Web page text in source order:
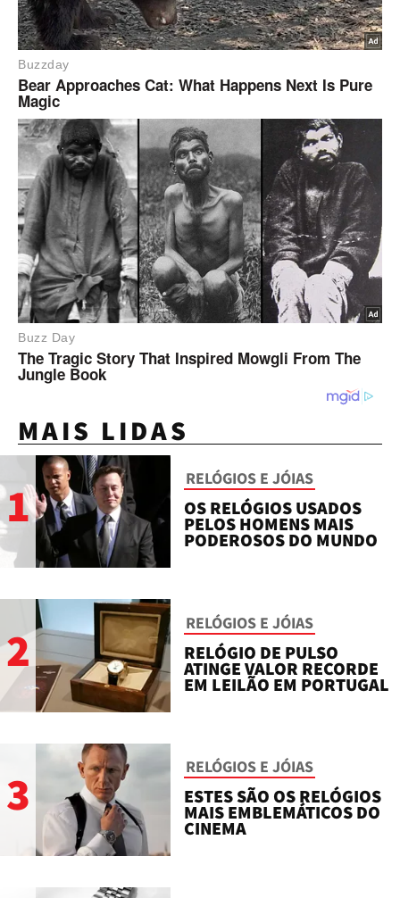
MAIS LIDAS
1 RELÓGIOS E JÓIAS
OS RELÓGIOS USADOS
PELOS HOMENS MAIS
PODEROSOS DO MUNDO
2 RELÓGIOS E JÓIAS
RELÓGIO DE PULSO
ATINGE VALOR RECORDE
EM LEILÃO EM PORTUGAL
3 RELÓGIOS E JÓIAS
ESTES SÃO OS RELÓGIOS
MAIS EMBLEMÁTICOS DO
CINEMA